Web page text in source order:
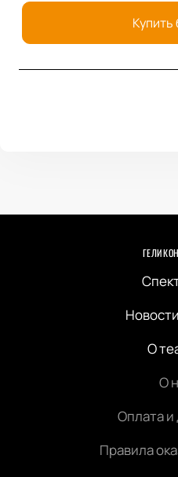
Купить
О
О
Оплата и
Правила